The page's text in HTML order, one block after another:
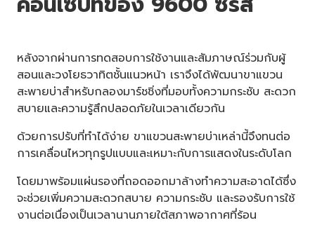
หลังจากผ่านการทดสอบการใช้งานและสัมภาษณ์ร่วมกับผู้
สอนและวงโยธวาทิตชั้นแนวหน้า เราจึงได้พัฒนาขาแขวน
สะพายบ่าสำหรับกลองมาร์ชชิ่งที่มอบทั้งความกระชับ สะดวก
สบายและความรู้สึกปลอดภัยในเวลาเดียวกัน
ด้วยการปรับที่ทำได้ง่าย ขาแขวนสะพายบ่าเหล่านี้จึงทนต่อ
การเคลื่อนไหวทุกรูปแบบและเหมาะกับการแสดงในระดับโลก
โดยมาพร้อมแผ่นรองที่ถอดออกมาล้างทำความสะอาดได้ซึ่ง
จะช่วยเพิ่มความสะดวกสบาย ความกระชับ และรองรับการใช้
งานต่อเนื่องเป็นเวลานานภายใต้สภาพอากาศที่ร้อน